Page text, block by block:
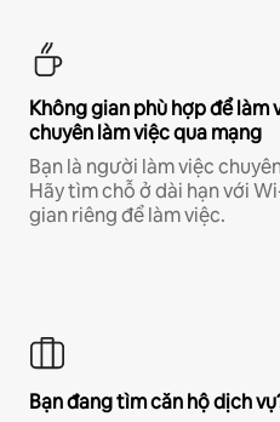
Không gian phù hợp để làm
chuyên làm việc qua mạng
Bạn là người làm việc
Hãy tìm chỗ ở dài hạn với
gian riêng để làm việc.
Bạn đang tìm căn hộ dịch